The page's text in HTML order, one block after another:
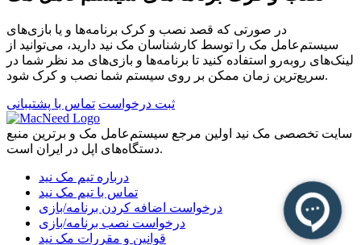
🔹 دسترسی بدون محدودیت پس از عضویت
کافی‌ست عضو شوید و وارد دنیای بازی‌های مک نید شوید؛ جایی که
سرگرمی، هیجان و سادگی کنار هم قرار گرفته‌اند. از همین حالا
در صورتی که قصد نصب و کرک برنامه‌ها و یا بازی‌های
سیستم‌عامل مک را توسط کارشناسان مک نید دارید، می‌توانید از
لینک‌های رو‌به‌رو استفاده کنید تا برنامه‌ها و بازی‌های مد نظر شما در
سریع‌ترین زمان ممکن بر روی سیستم شما نصب و کرک شود.
ثبت درخواست تماس با پشتیبانی
سایت تخصصی مک نید اولین مرجع سیستم‌عامل مک و برترین منبع
دستگاه‌های اپل در ایران است.
درباره تیم مک نید
تماس با تیم مک نید
درخواست اضافه کردن برنامه/بازی
درخواست نصب برنامه/بازی
قوانین و مقررات مک نید